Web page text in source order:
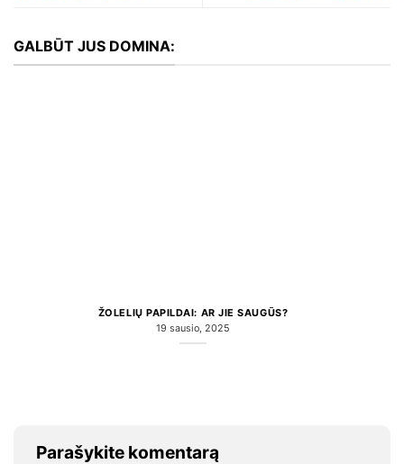
GALBŪT JUS DOMINA:
ŽOLELIŲ PAPILDAI: AR JIE SAUGŪS?
19 sausio, 2025
Parašykite komentarą